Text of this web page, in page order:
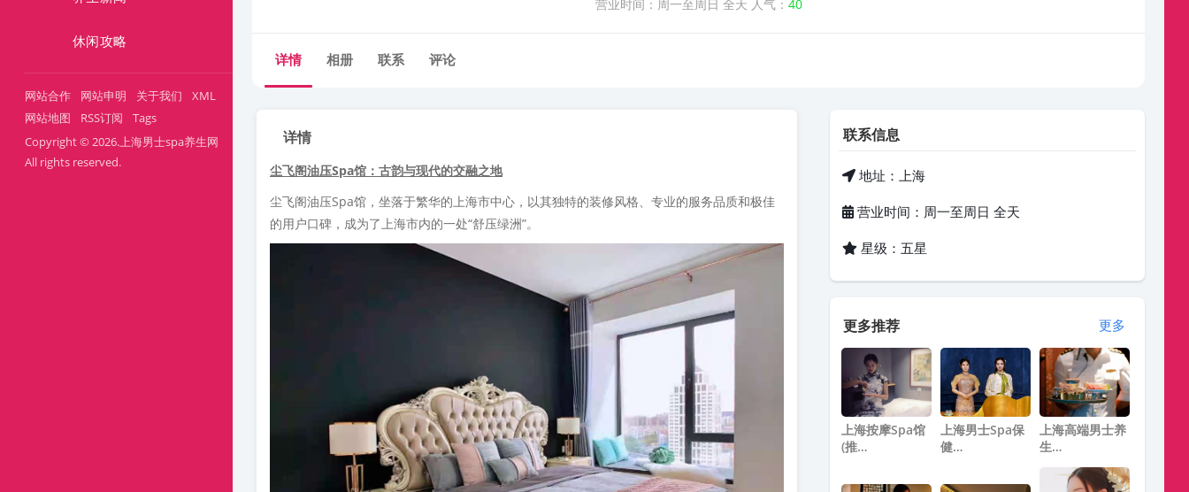
休闲攻略
网站合作 网站申明 关于我们
XML
网站地图
RSS订阅
Tags
Copyright © 2026.上海男士spa养生网
All rights reserved.
营业时间：周一至周日 全天 人气： 40
详情 相册 联系 评论
详情
尘飞阁油压Spa馆：古韵与现代的交融之地
尘飞阁油压Spa馆，坐落于繁华的上海市中心，以其独特的装修风格、专业的服务品质和极佳
的用户口碑，成为了上海市内的一处“舒压绿洲”。
联系信息
地址：上海
营业时间：周一至周日 全天
星级：五星
更多推荐 更多
上海按摩spa馆
(推…
上海男士Spa保
健…
上海高端男士养
生…